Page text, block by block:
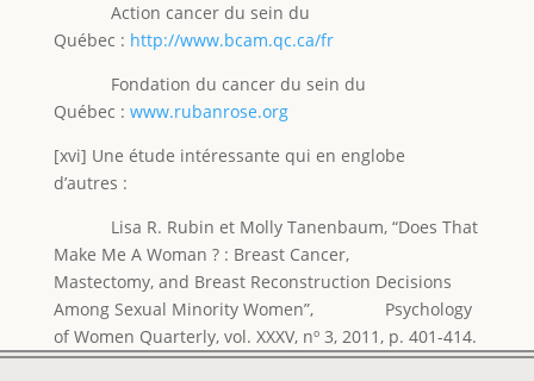
Action cancer du sein du
Québec : http://www.bcam.qc.ca/fr
Fondation du cancer du sein du
Québec : www.rubanrose.org
[xvi] Une étude intéressante qui en englobe
d’autres :
Lisa R. Rubin et Molly Tanenbaum, “Does That
Make Me A Woman ? : Breast Cancer,
Mastectomy, and Breast Reconstruction Decisions
Among Sexual Minority Women”, Psychology
of Women Quarterly, vol. XXXV, nº 3, 2011, p. 401-414.